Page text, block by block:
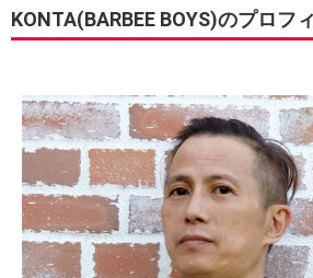
KONTA(BARBEE BOYS)のプロフ